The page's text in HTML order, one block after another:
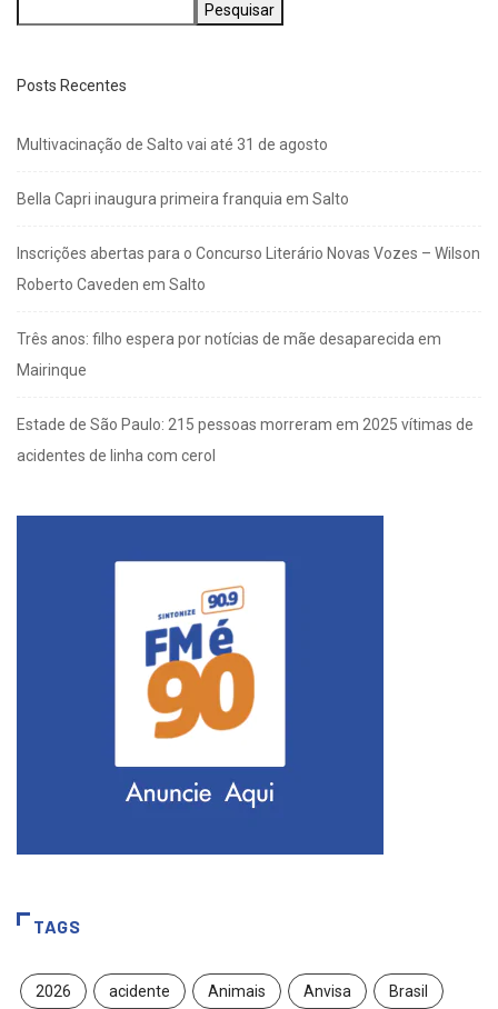
Pesquisar
Posts Recentes
Multivacinação de Salto vai até 31 de agosto
Bella Capri inaugura primeira franquia em Salto
Inscrições abertas para o Concurso Literário Novas Vozes – Wilson
Roberto Caveden em Salto
Três anos: filho espera por notícias de mãe desaparecida em
Mairinque
Estade de São Paulo: 215 pessoas morreram em 2025 vítimas de
acidentes de linha com cerol
TAGS
2026 acidente Animais Anvisa Brasil